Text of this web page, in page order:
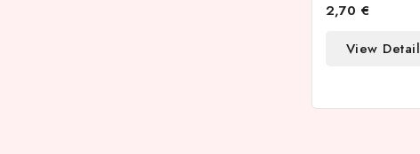
2,70 €
View Detail